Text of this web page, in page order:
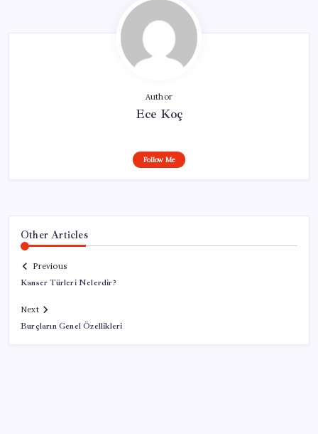
Author
Ece Koç
Follow Me
Other Articles
Previous
Kanser Türleri Nelerdir?
Next
Burçların Genel Özellikleri